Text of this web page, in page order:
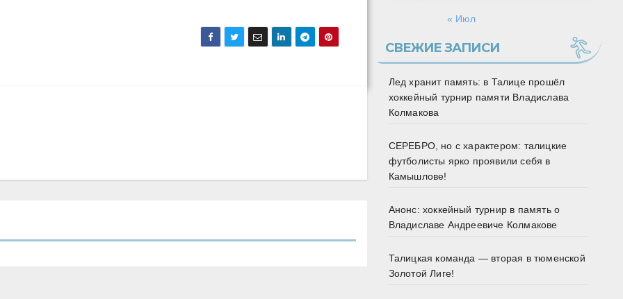
« Июл
СВЕЖИЕ ЗАПИСИ
Лед хранит память: в Талице прошёл
хоккейный турнир памяти Владислава
Колмакова
СЕРЕБРО, но с характером: талицкие
футболисты ярко проявили себя в
Камышлове!
Анонс: хоккейный турнир в память о
Владиславе Андреевиче Колмакове
Талицкая команда — вторая в тюменской
Золотой Лиге!